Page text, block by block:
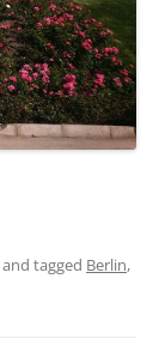
and tagged Berlin,